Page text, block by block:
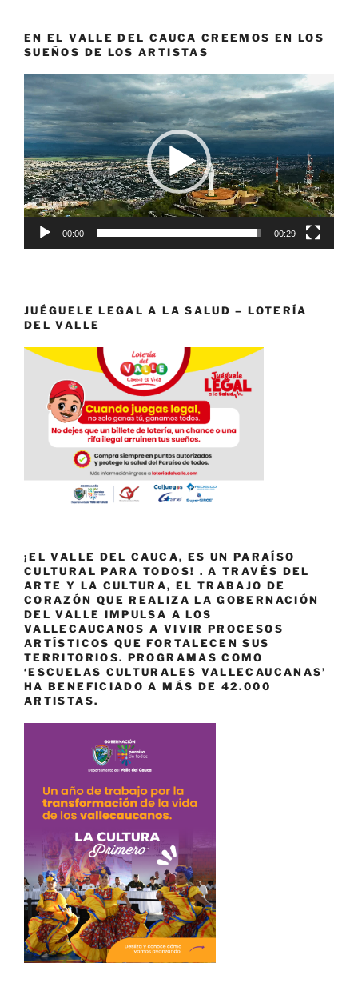
EN EL VALLE DEL CAUCA CREEMOS EN LOS
SUEÑOS DE LOS ARTISTAS
Reproductor
de
vídeo
00:00 00:29
JUÉGUELE LEGAL A LA SALUD – LOTERÍA
DEL VALLE
¡EL VALLE DEL CAUCA, ES UN PARAÍSO
CULTURAL PARA TODOS! . A TRAVÉS DEL
ARTE Y LA CULTURA, EL TRABAJO DE
CORAZÓN QUE REALIZA LA GOBERNACIÓN
DEL VALLE IMPULSA A LOS
VALLECAUCANOS A VIVIR PROCESOS
ARTÍSTICOS QUE FORTALECEN SUS
TERRITORIOS. PROGRAMAS COMO
‘ESCUELAS CULTURALES VALLECAUCANAS’
HA BENEFICIADO A MÁS DE 42.000
ARTISTAS.